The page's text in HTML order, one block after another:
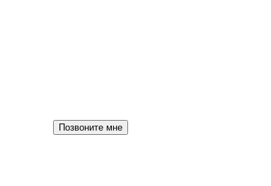
Позвоните мне